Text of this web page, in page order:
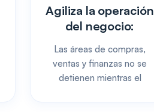
Agiliza la operación
del negocio:
Las áreas de compras,
ventas y finanzas no se
detienen mientras el